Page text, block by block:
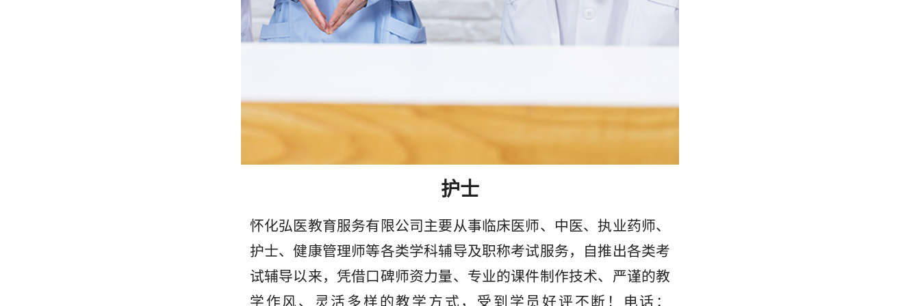
护士
怀化弘医教育服务有限公司主要从事临床医师、中医、执业药师、
护士、健康管理师等各类学科辅导及职称考试服务，自推出各类考
试辅导以来，凭借口碑师资力量、专业的课件制作技术、严谨的教
学作风、灵活多样的教学方式，受到学员好评不断！电话：